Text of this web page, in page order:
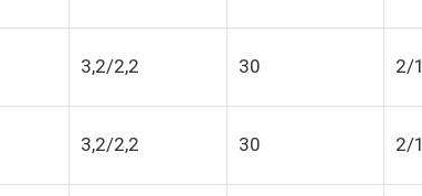
3,2/2,2 30 2/
3,2/2,2 30 2/